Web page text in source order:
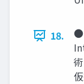
18.
●